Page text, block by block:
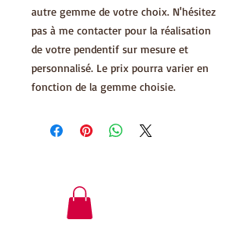
autre gemme de votre choix. N'hésitez
pas à me contacter pour la réalisation
de votre pendentif sur mesure et
personnalisé. Le prix pourra varier en
fonction de la gemme choisie.